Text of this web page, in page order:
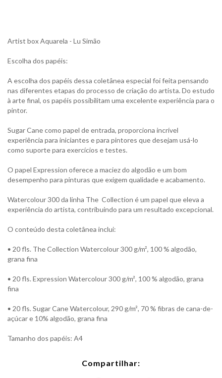
Artist box Aquarela - Lu Simão
Escolha dos papéis:
A escolha dos papéis dessa coletânea especial foi feita pensando
nas diferentes etapas do processo de criação do artista. Do estudo
à arte final, os papéis possibilitam uma excelente experiência para o
pintor.
Sugar Cane como papel de entrada, proporciona incrível
experiência para iniciantes e para pintores que desejam usá-lo
como suporte para exercícios e testes.
O papel Expression oferece a maciez do algodão e um bom
desempenho para pinturas que exigem qualidade e acabamento.
Watercolour 300 da linha The Collection é um papel que eleva a
experiência do artista, contribuindo para um resultado excepcional.
O conteúdo desta coletânea inclui:
• 20 fls. The Collection Watercolour 300 g/m², 100 % algodão,
grana fina
• 20 fls. Expression Watercolour 300 g/m², 100 % algodão, grana
fina
• 20 fls. Sugar Cane Watercolour, 290 g/m², 70 % fibras de cana-de-
açúcar e 10% algodão, grana fina
Tamanho dos papéis: A4
Compartilhar: